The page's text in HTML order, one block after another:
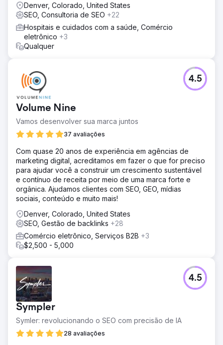
Denver, Colorado, United States
SEO, Consultoria de SEO +22
Hospitais e cuidados com a saúde, Comércio
eletrônico +3
Qualquer
Volume Nine
Vamos desenvolver sua marca juntos
37 avaliações
4.5
Com quase 20 anos de experiência em agências de
marketing digital, acreditamos em fazer o que for preciso
para ajudar você a construir um crescimento sustentável
e contínuo de receita por meio de uma marca forte e
orgânica. Ajudamos clientes com SEO, GEO, mídias
sociais, conteúdo e muito mais!
Denver, Colorado, United States
SEO, Gestão de backlinks +28
Comércio eletrônico, Serviços B2B +3
$2,500 - 5,000
Sympler
Symler: revolucionando o SEO com precisão de IA
28 avaliações
4.5